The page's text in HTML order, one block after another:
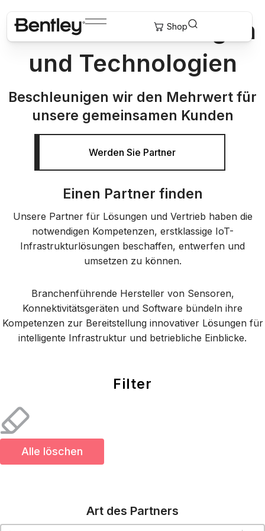
Partner für Lösungen
und Technologien
Beschleunigen wir den Mehrwert für
unsere gemeinsamen Kunden
Werden Sie Partner
Einen Partner finden
Unsere Partner für Lösungen und Vertrieb haben die
notwendigen Kompetenzen, erstklassige IoT-
Infrastrukturlösungen beschaffen, entwerfen und
umsetzen zu können.
Branchenführende Hersteller von Sensoren,
Konnektivitätsgeräten und Software bündeln ihre
Kompetenzen zur Bereitstellung innovativer Lösungen für
intelligente Infrastruktur und betriebliche Einblicke.
Filter
Alle löschen
Art des Partners